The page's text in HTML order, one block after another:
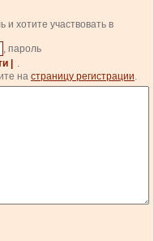
хотите участвовать в
, пароль
|
.
на страницу регистрации.